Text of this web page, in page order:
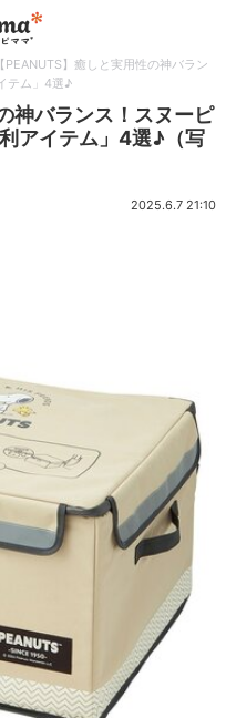
【PEANUTS】癒しと実用性の神バラン
テム」4選♪
神バランス！スヌーピ
アイテム」4選♪（写
2025.6.7 21:10